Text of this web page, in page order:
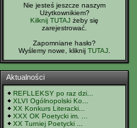
Nie jesteś jeszcze naszym
Użytkownikiem?
Kilknij TUTAJ żeby się
zarejestrować.
Zapomniane hasło?
Wyślemy nowe, kliknij TUTAJ
Aktualności
REFLLEKSY po raz dzi...
XLVI Ogólnopolski Ko...
XX Konkurs Literacki...
XXX OK Poetycki im. ...
XX Turniej Poetycki ...